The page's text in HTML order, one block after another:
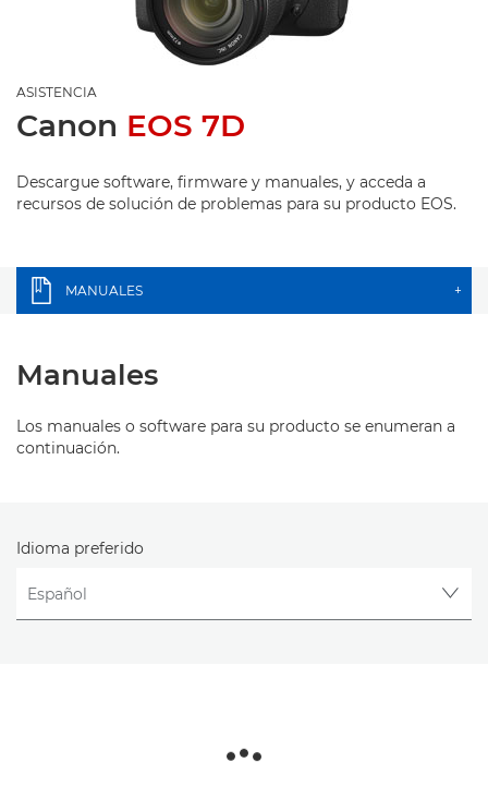
ASISTENCIA
Canon EOS 7D
Descargue software, firmware y manuales, y acceda a
recursos de solución de problemas para su producto EOS.
MANUALES +
Manuales
Los manuales o software para su producto se enumeran a
continuación.
Idioma preferido